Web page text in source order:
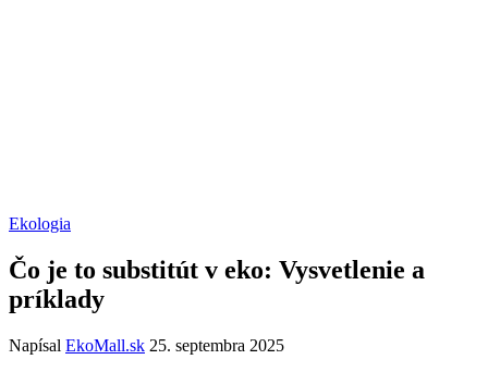
Ekologia
Čo je to substitút v eko: Vysvetlenie a
príklady
Napísal EkoMall.sk 25. septembra 2025